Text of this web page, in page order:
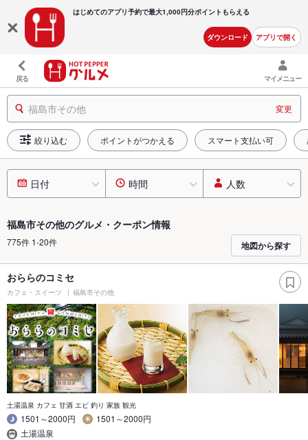
はじめてのアプリ予約で最大1,000円分ポイントもらえる
ダウンロード アプリで開く
戻る マイメニュー
福島市その他 変更
絞り込む ポイントがつかえる スマート支払い可
日付 時間 人数
福島市その他のグルメ・クーポン情報
775件 1-20件 地図から探す
おららのコミセ
カフェ・スイーツ 福島市その他
土湯温泉 カフェ 甘酒 エビ 釣り 家族 観光
1501～2000円
1501～2000円
土湯温泉